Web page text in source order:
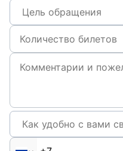
Цель обращения
Как удобно с вами